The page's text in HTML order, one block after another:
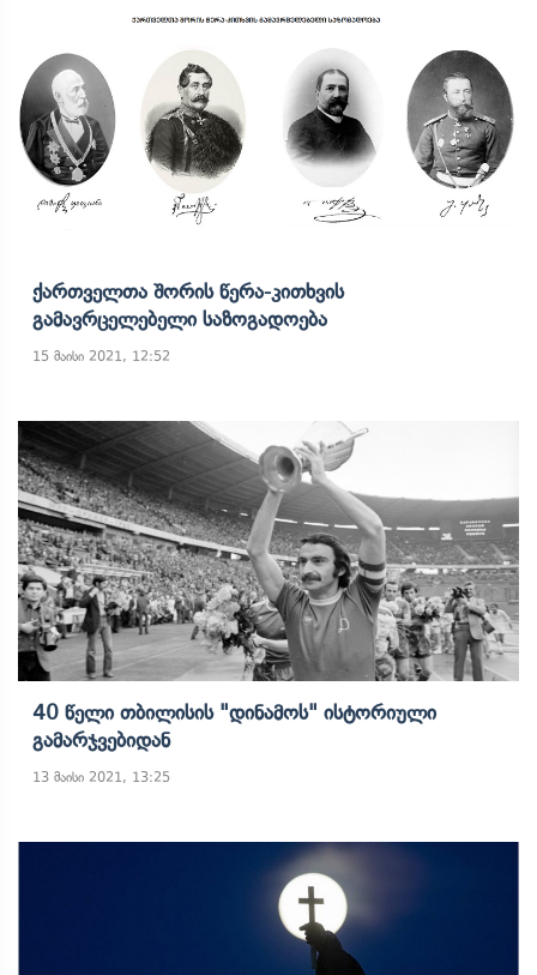
Ქართველთა Შორის Წერა-Კითხვის
Გამავრცელებელი Საზოგადოება
15 მაისი 2021, 12:52
40 Წელი Თბილისის "დინამოს" Ისტორიული
Გამარჯვებიდან
13 მაისი 2021, 13:25